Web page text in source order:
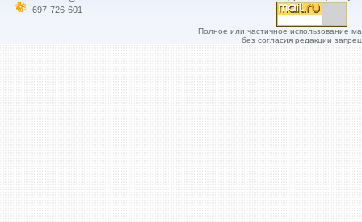
697-726-601
Полное или частичное использование
без согласия редакции